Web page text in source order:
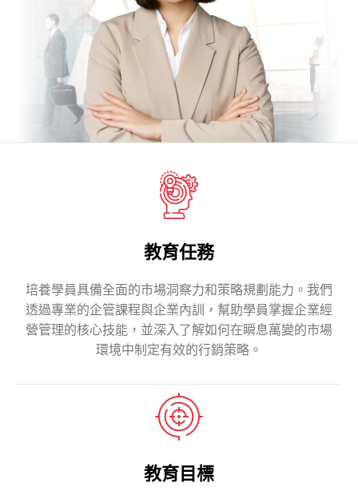
教育任務
培養學員具備全面的市場洞察力和策略規劃能力。我們
透過專業的企管課程與企業內訓，幫助學員掌握企業經
營管理的核心技能，並深入了解如何在瞬息萬變的市場
環境中制定有效的行銷策略。
教育目標